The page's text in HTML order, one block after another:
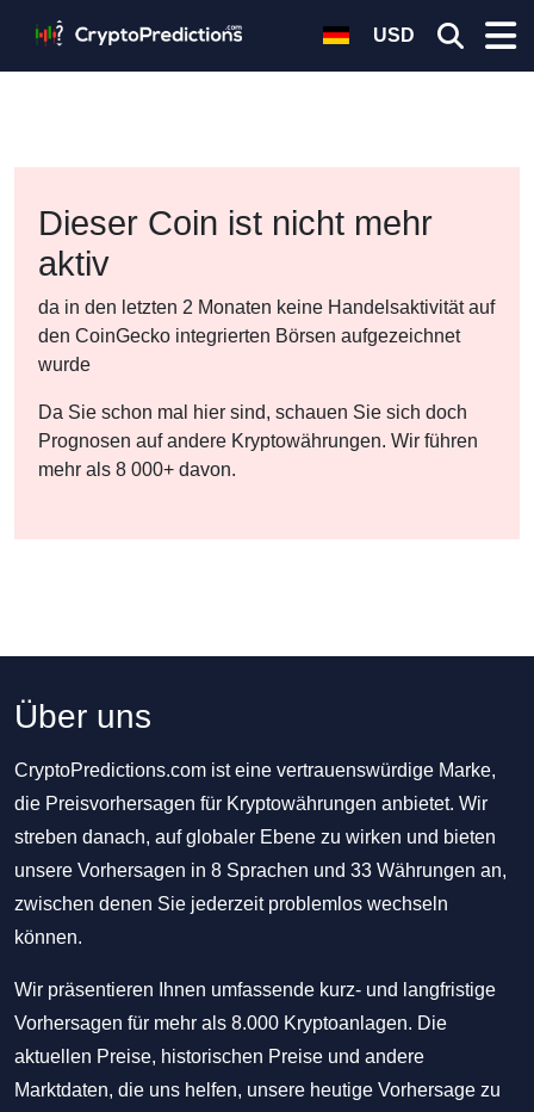
USD
Dieser Coin ist nicht mehr
aktiv
da in den letzten 2 Monaten keine Handelsaktivität auf
den CoinGecko integrierten Börsen aufgezeichnet
wurde
Da Sie schon mal hier sind, schauen Sie sich doch
Prognosen auf andere Kryptowährungen. Wir führen
mehr als 8 000+ davon.
Über uns
CryptoPredictions.com ist eine vertrauenswürdige Marke,
die Preisvorhersagen für Kryptowährungen anbietet. Wir
streben danach, auf globaler Ebene zu wirken und bieten
unsere Vorhersagen in 8 Sprachen und 33 Währungen an,
zwischen denen Sie jederzeit problemlos wechseln
können.
Wir präsentieren Ihnen umfassende kurz- und langfristige
Vorhersagen für mehr als 8.000 Kryptoanlagen. Die
aktuellen Preise, historischen Preise und andere
Marktdaten, die uns helfen, unsere heutige Vorhersage zu